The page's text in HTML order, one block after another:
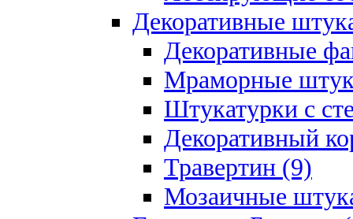
Декоративные
Декоративные
Мраморные
Штукатурки с
Декоративный
Травертин (9)
Мозаичные